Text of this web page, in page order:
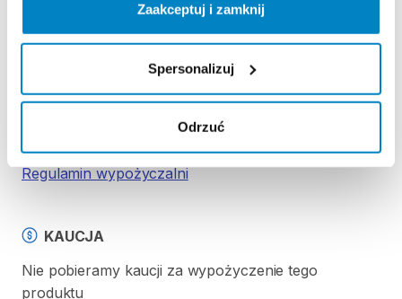
Zaakceptuj i zamknij
Spersonalizuj
Odrzuć
Strona produktu w sklepie
Zasady wypożyczenia
Regulamin wypożyczalni
KAUCJA
Nie pobieramy kaucji za wypożyczenie tego
produktu